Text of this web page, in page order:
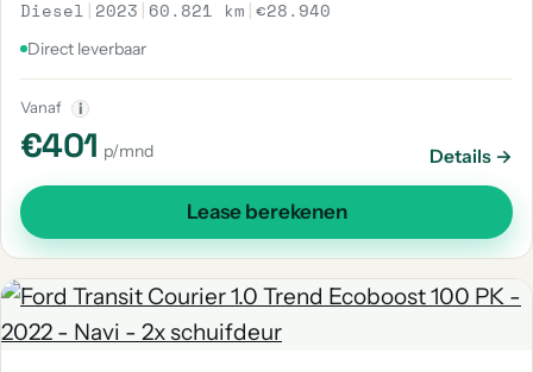
Diesel | 2023 | 60.821 km |€28.940
Direct leverbaar
Vanaf i
€401 p/mnd Details →
Lease berekenen